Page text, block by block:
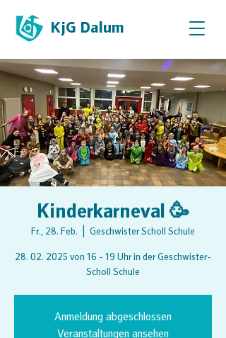
KjG Dalum
Kinderkarneval 🥳
Fr., 28. Feb. Geschwister Scholl Schule
28. 02. 2025 von 16 - 19 Uhr in der Geschwister-
Scholl Schule
Anmeldung abgeschlossen
Veranstaltungen ansehen